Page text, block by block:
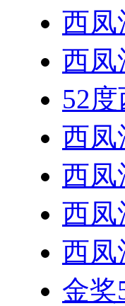
西凤
西凤
52
西凤
西凤
西凤
西凤
金奖